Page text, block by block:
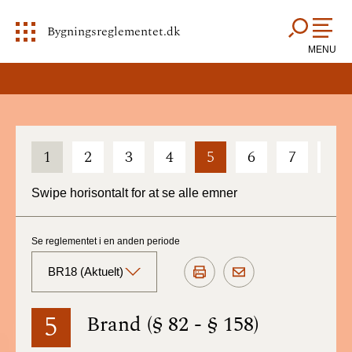
Bygningsreglementet.dk
MENU
1 2 3 4 5 6 7
Swipe horisontalt for at se alle emner
5 Brand (§ 82 - § 158)
Se reglementet i en anden periode
BR18 (Aktuelt)
BR18 (Aktuelt)